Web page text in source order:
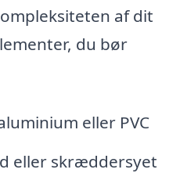
af dit
du bør
eller PVC
eller skræddersyet